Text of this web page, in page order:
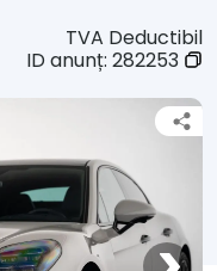
TVA Deductibil
ID anunț: 282253